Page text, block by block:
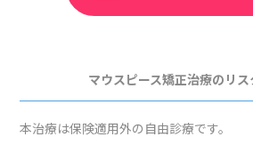
マウスピース矯正治療のリ
本治療は保険適用外の自由診療です。